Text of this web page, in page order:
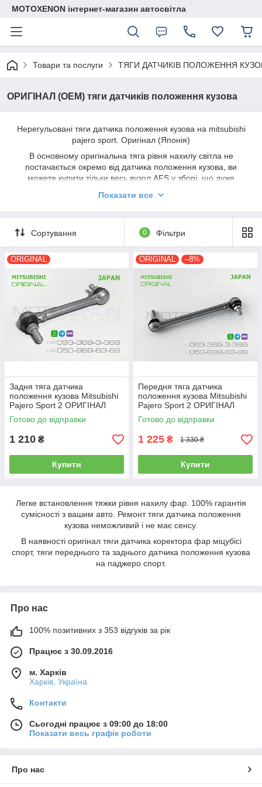
MOTOXENON інтернет-магазин автосвітла
Товари та послуги ТЯГИ ДАТЧИКІВ ПОЛОЖЕННЯ
ОРИГІНАЛ (ОЕМ) тяги датчиків положення кузова
Нерегульовані тяги датчика положення кузова на mitsubishi
pajero sport. Оригінал (Японія)
В основному оригінальна тяга рівня нахилу світла не
постачається окремо від датчика положення кузова, ви
можете купити тільки весь вузол AFS у зборі, що дуже
роз'єм робочі. Наша пропозиція — заміна оригінальної тяги
ксеноном, якщо впало ближнє світло та загорілася лампочка
на приладовій панелі за оптимальні кошти. Гарантійний
термін на оригінальну тягу датчика коректора фар — 12
місяців.
Для міжнародної доставки, будь ласка, пишіть нам
auto.motoxenon@gmail.com
For international shipping, please, contact us
auto.motoxenon@gmail.com
Показати все
Сортування 0 Фільтри
ORIGINAL
Задня тяга датчика
положення кузова Mitsubishi
Pajero Sport 2 ОРИГІНАЛ
8651A106 тяжка коректора
фар AFS
Готово до відправки
1 210 ₴
Купити
ORIGINAL –8%
Передня тяга датчика
положення кузова Mitsubishi
Pajero Sport 2 ОРИГІНАЛ
8651A105 тяжка коректора
фар AFS
Готово до відправки
1 225 ₴ 1 330 ₴
Купити
Легке встановлення тяжки рівня нахилу фар. 100% гарантія
сумісності з вашим авто. Ремонт тяги датчика положення
кузова неможливий і не має сенсу.
В наявності оригінал тяги датчика коректора фар міцубісі
спорт, тяги переднього та заднього датчика положення кузова
на паджеро спорт.
Про нас
100% позитивних з 353 відгуків за рік
Працює з 30.09.2016
м. Харків
Харків, Україна
Контакти
Сьогодні працює з 09:00 до 18:00
Показати весь графік роботи
Про нас